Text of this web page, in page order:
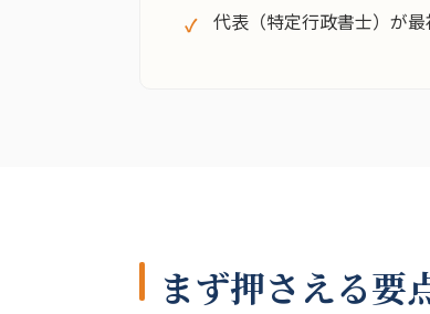
代表（特定行政書士）が
まず押さえる要